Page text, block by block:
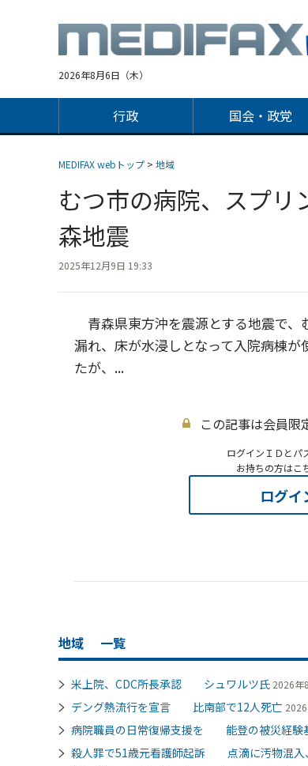
2026年8月6日（木）
行政 国会・政党
MEDIFAX webトップ > 地域
むつ市の病院、スプ
森地震
2025年12月9日 19:33
青森県東方沖を震源とする地震で、
漏れ、床が水浸しとなって入院病棟
たが、...
この記事は会員限
ログインＩＤとパ
お持ちの方はこ
ログイ
地域 一覧
米上院、CDC所長承認 シュワルツ氏 2026年
デング熱流行を宣言 比南部で12人死亡
病院職員の日常復帰支援を 能登の被災経験
殺人罪で51歳元看護師起訴 点滴に汚物混入